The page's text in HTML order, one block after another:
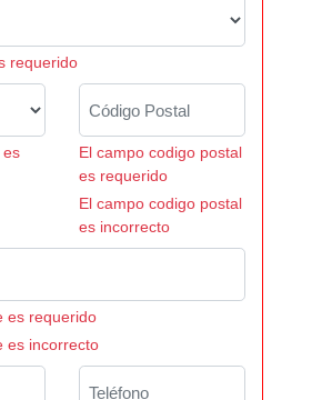
requerido
es
El campo codigo postal
es requerido
El campo codigo postal
es incorrecto
es requerido
es incorrecto